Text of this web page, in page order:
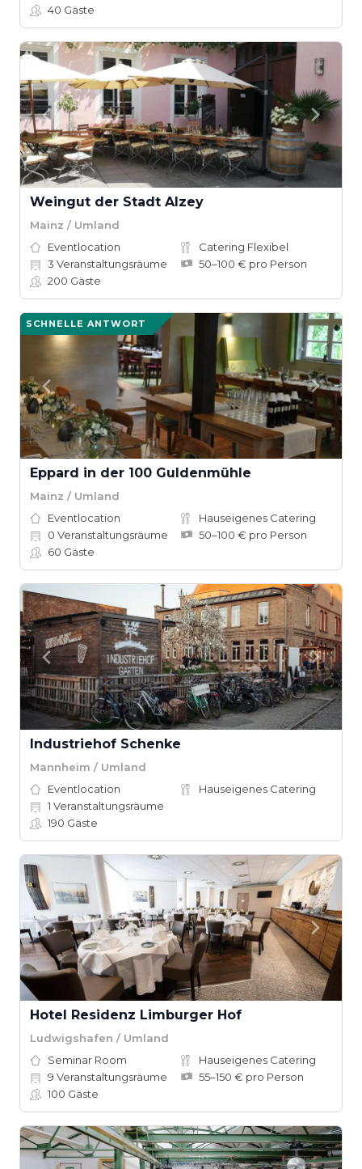
40 Gäste
Weingut der Stadt Alzey
Mainz / Umland
Eventlocation
Catering Flexibel
3 Veranstaltungsräume
50–100 € pro Person
200 Gäste
SCHNELLE ANTWORT
Eppard in der 100 Guldenmühle
Mainz / Umland
Eventlocation
Hauseigenes Catering
0 Veranstaltungsräume
50–100 € pro Person
60 Gäste
Industriehof Schenke
Mannheim / Umland
Eventlocation
Hauseigenes Catering
1 Veranstaltungsräume
190 Gäste
Hotel Residenz Limburger Hof
Ludwigshafen / Umland
Seminar Room
Hauseigenes Catering
9 Veranstaltungsräume
55–150 € pro Person
100 Gäste